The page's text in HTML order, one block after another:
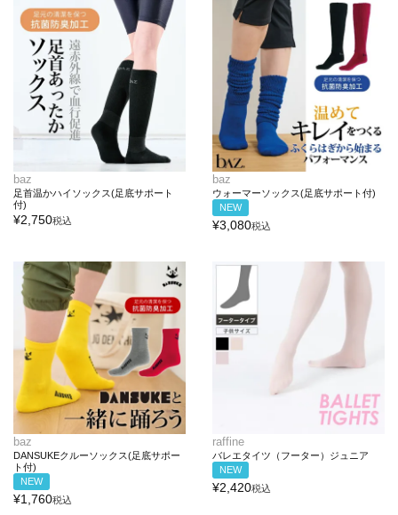
baz
足首温かハイソックス(足底サポート
付)
¥2,750税込
baz
ウォーマーソックス(足底サポート付)
NEW
¥3,080税込
baz
DANSUKEクルーソックス(足底サポー
ト付)
NEW
¥1,760税込
raffine
バレエタイツ（フーター）ジュニア
NEW
¥2,420税込